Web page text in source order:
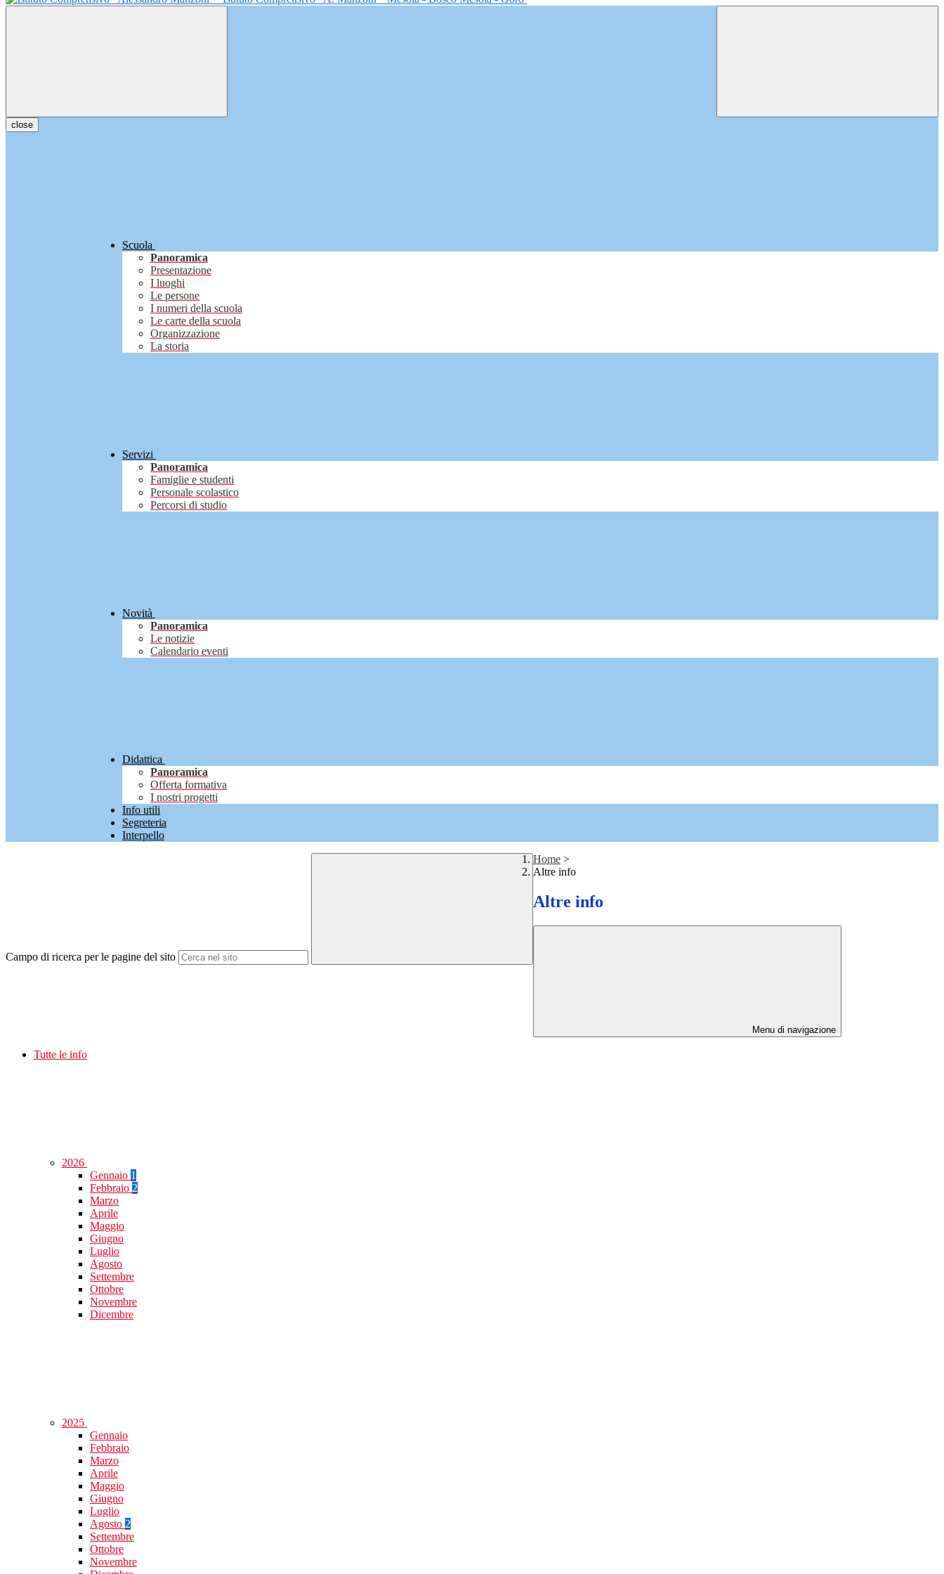
close
Scuola
Panoramica
Presentazione
I luoghi
Le persone
I numeri della scuola
Le carte della scuola
Organizzazione
La storia
Servizi
Panoramica
Famiglie e studenti
Personale scolastico
Percorsi di studio
Novità
Panoramica
Le notizie
Calendario eventi
Didattica
Panoramica
Offerta formativa
I nostri progetti
Info utili
Segreteria
Interpello
Campo di ricerca per le pagine del sito
Home >
Altre info
Altre info
Menu di navigazione
Tutte le info
2026
Gennaio 1
Febbraio 2
Marzo
Aprile
Maggio
Giugno
Luglio
Agosto
Settembre
Ottobre
Novembre
Dicembre
2025
Gennaio
Febbraio
Marzo
Aprile
Maggio
Giugno
Luglio
Agosto 2
Settembre
Ottobre
Novembre